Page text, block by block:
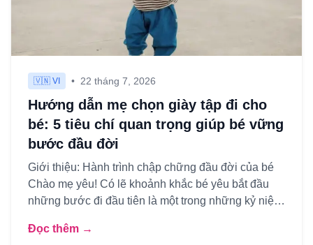
🇻🇳 VI • 22 tháng 7, 2026
Hướng dẫn mẹ chọn giày tập đi cho
bé: 5 tiêu chí quan trọng giúp bé vững
bước đầu đời
Giới thiệu: Hành trình chập chững đầu đời của bé
Chào mẹ yêu! Có lẽ khoảnh khắc bé yêu bắt đầu
những bước đi đầu tiên là một trong những kỷ niệm
Đọc thêm →